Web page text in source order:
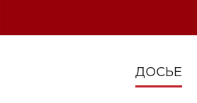
ДОСЬЕ